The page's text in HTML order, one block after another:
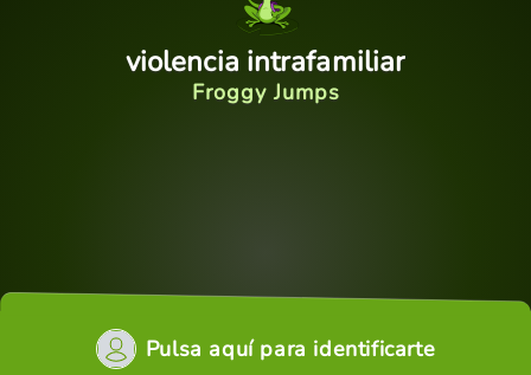
violencia intrafamiliar
Froggy Jumps
Pulsa aquí para identificarte